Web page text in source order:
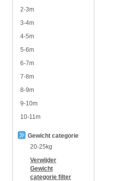
2-3m
3-4m
4-5m
5-6m
6-7m
7-8m
8-9m
9-10m
10-11m
Gewicht categorie
20-25kg
Verwijder
Gewicht
categorie filter